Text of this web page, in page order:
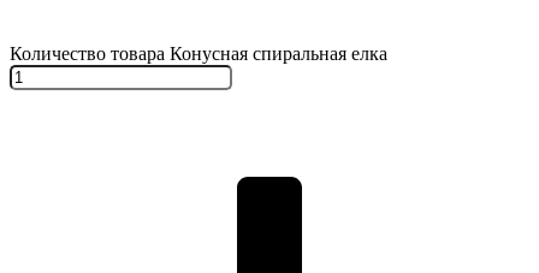
Количество товара Конусная спиральная елка